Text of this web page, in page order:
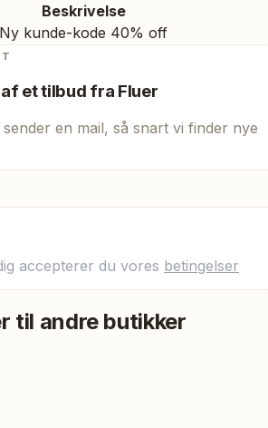
Beskrivelse
Ny kunde-kode 40% off
et tilbud fra Fluer
en mail, så snart vi finder nye
accepterer du vores betingelser
til andre butikker